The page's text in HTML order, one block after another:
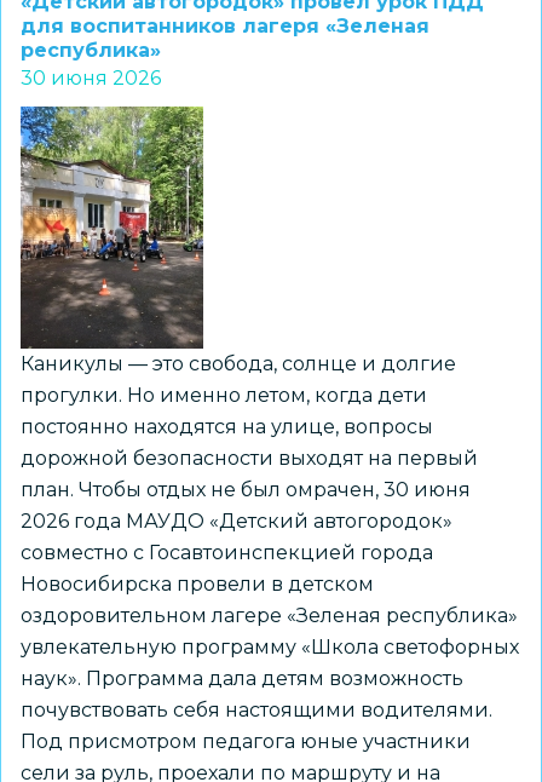
химии,
физике
и
биологии
для
старших
классов
будут
разработаны
к
2027
году
для воспитанников лагеря «Зеленая
республика»
30 июня 2026
Каникулы — это свобода, солнце и долгие
прогулки. Но именно летом, когда дети
постоянно находятся на улице, вопросы
дорожной безопасности выходят на первый
план. Чтобы отдых не был омрачен, 30 июня
2026 года МАУДО «Детский автогородок»
совместно с Госавтоинспекцией города
Новосибирска провели в детском
оздоровительном лагере «Зеленая республика»
увлекательную программу «Школа светофорных
наук». Программа дала детям возможность
почувствовать себя настоящими водителями.
Под присмотром педагога юные участники
сели за руль, проехали по маршруту и на